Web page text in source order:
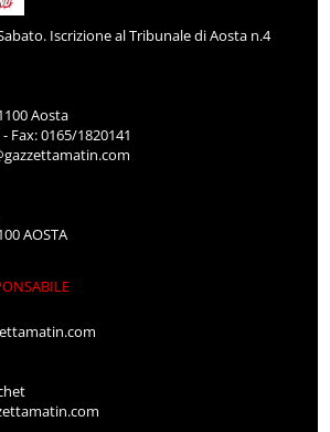
Iscrizione al Tribunale di Aosta n.4
Aosta
Fax: 0165/1820141
AOSTA